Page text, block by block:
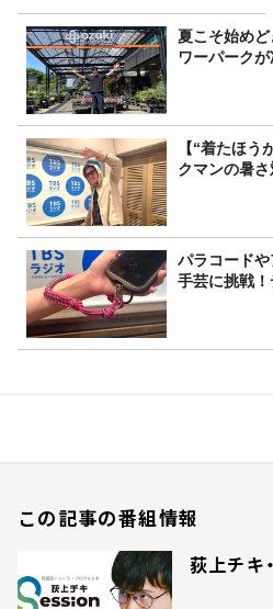
夏こそ始め
ワーパークが
【“着たほ
クマンの暑
パラコード
手芸に挑戦！
この記事の番組情報
荻上チキ